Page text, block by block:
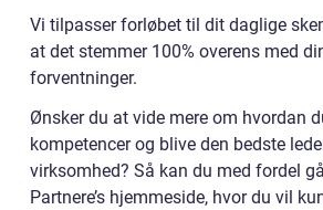
Vi tilpasser forløbet til dit daglige
at det stemmer 100% overens med
forventninger.
Ønsker du at vide mere om hvordan
kompetencer og blive den bedste
virksomhed? Så kan du med fordel
Partnere’s hjemmeside, hvor du vil